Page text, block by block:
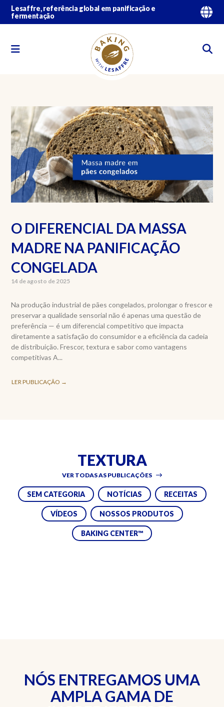
Lesaffre, referência global em panificação e
fermentação
O DIFERENCIAL DA MASSA
MADRE NA PANIFICAÇÃO
CONGELADA
14 de agosto de 2025
Na produção industrial de pães congelados, prolongar o frescor e
preservar a qualidade sensorial não é apenas uma questão de
preferência — é um diferencial competitivo que impacta
diretamente a satisfação do consumidor e a eficiência da cadeia
de distribuição. Frescor, textura e sabor como vantagens
competitivas A...
LER PUBLICAÇÃO →
TEXTURA
VER TODAS AS PUBLICAÇÕES
SEM CATEGORIA NOTÍCIAS RECEITAS
VÍDEOS NOSSOS PRODUTOS
BAKING CENTER™
NÓS ENTREGAMOS UMA
AMPLA GAMA DE